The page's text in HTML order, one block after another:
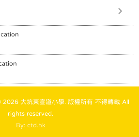
2026 大坑東宣道小學. 版權所有 不得轉載 All
rights reserved.
By: ctd.hk